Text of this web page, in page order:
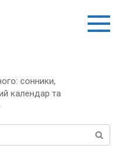
сонники,
календар та